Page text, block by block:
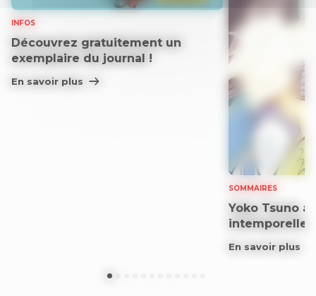
INFOS
Découvrez gratuitement un
exemplaire du journal !
En savoir plus
SOMMAIRES
Yoko Tsuno
intemporelle
En savoir plus